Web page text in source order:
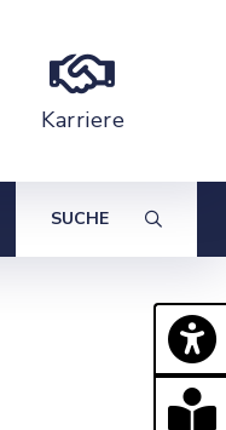
Karriere
SUCHE